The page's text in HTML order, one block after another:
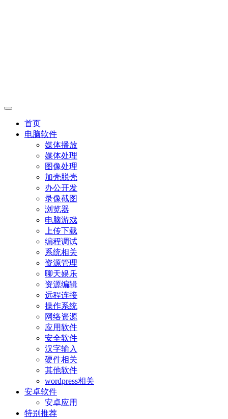
首页
电脑软件
媒体播放
媒体处理
图像处理
加壳脱壳
办公开发
录像截图
浏览器
电脑游戏
上传下载
编程调试
系统相关
资源管理
聊天娱乐
资源编辑
远程连接
操作系统
网络资源
应用软件
安全软件
汉字输入
硬件相关
其他软件
wordpress相关
安卓软件
安卓应用
特别推荐